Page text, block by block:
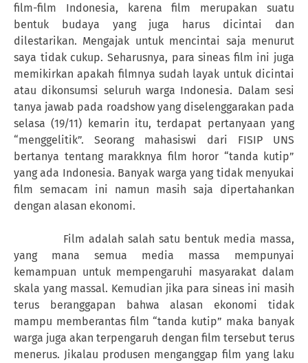
film-film Indonesia, karena film merupakan suatu
bentuk budaya yang juga harus dicintai dan
dilestarikan. Mengajak untuk mencintai saja menurut
saya tidak cukup. Seharusnya, para sineas film ini juga
memikirkan apakah filmnya sudah layak untuk dicintai
atau dikonsumsi seluruh warga Indonesia. Dalam sesi
tanya jawab pada roadshow yang diselenggarakan pada
selasa(19/11) kemarin itu, terdapat pertanyaan yang
“menggelitik”. Seorang mahasiswi dari FISIP UNS
bertanya tentang marakknya film horor “tanda kutip”
yang ada Indonesia. Banyak warga yang tidak menyukai
film semacam ini namun masih saja dipertahankan
dengan alasan ekonomi.
Film adalah salah satu bentuk media massa,
yang mana semua media massa mempunyai
kemampuan untuk mempengaruhi masyarakat dalam
skala yang massal. Kemudian jika para sineas ini masih
terus beranggapan bahwa alasan ekonomi tidak
mampu memberantas film “tanda kutip” maka banyak
warga juga akan terpengaruh dengan film tersebut terus
menerus. Jikalau produsen menganggap film yang laku